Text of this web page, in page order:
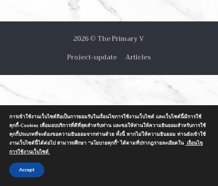
2026 © The Primary V
Project-update
Articles
การเข้าใช้งานเว็บไซต์ถือเป็นการยอมรับในเงื่อนไขการใช้งานเว็บไซต์ และเว็บไซต์นี้มีการใช้
คุกกี้-Cookies เพื่อมอบบริการที่ดีที่สุดสำหรับท่าน และขอให้ท่านให้ความยินยอมสำหรับการใช้
คุกกี้ประเภทที่จะต้องขอความยินยอมจากท่านด้วย ทั้งนี้ หากไม่ให้ความยินยอม ท่านยังเข้าใช้
งานเว็บไซต์นี้ได้ต่อไป สามารถศึกษา “นโยบายคุกกี้” ได้ตามที่ปรากฎรายละเอียดใน เงื่อนไข
การใช้งานเว็บไซต์
Accept